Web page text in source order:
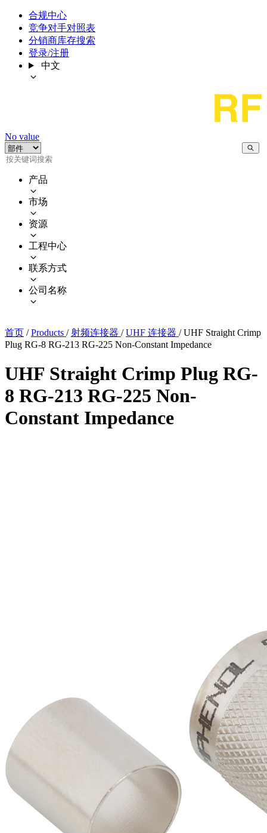
合规中心
竞争对手对照表
分销商库存搜索
登录/注册
中文
No value
产品
市场
资源
工程中心
联系方式
公司名称
首页 / Products / 射频连接器 / UHF 连接器 / UHF Straight Crimp
Plug RG-8 RG-213 RG-225 Non-Constant Impedance
UHF Straight Crimp Plug RG-
8 RG-213 RG-225 Non-
Constant Impedance